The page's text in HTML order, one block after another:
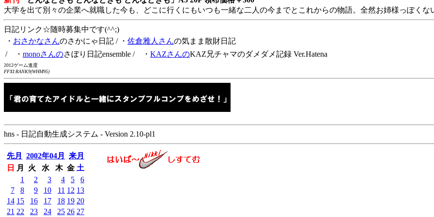
大学を出て別々の企業へ就職した今も、どこに行くにもいつも一緒な二人の今までとこれからの物語。全然お姉様っぽくな
日記リンク☆随時募集中です(^^;)
・ おさかなさんのさかにゃ日記 / ・ 佐倉雅人さんの気まま散財日記
/ ・ monoさんのさぼり日記ensemble / ・ KAZさんのKAZ兄チャマのダメダメ記録 Ver.Hatena
2012ゲーム進度
FFXI:RANK9(WHM95)
hns - 日記自動生成システム - Version 2.10-pl1
先月 2002年04月
来月
日
月 火 水 木 金 土
1
2 3 4 5
6
7
8 9 10 11 12 13
14 15 16 17 18 19 20
21 22 23 24 25 26 27